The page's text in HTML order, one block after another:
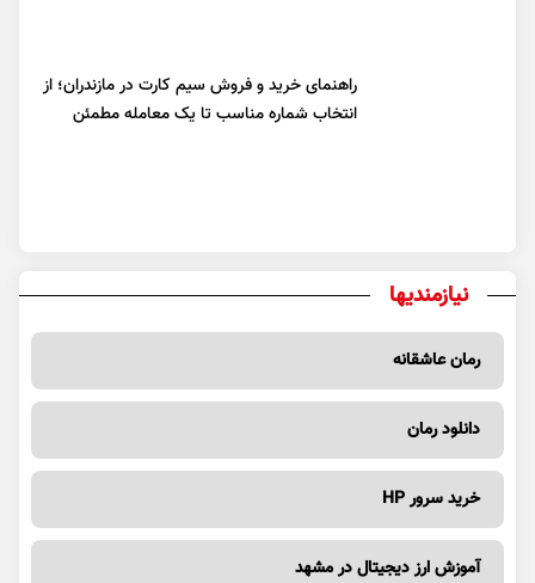
راهنمای خرید و فروش سیم کارت در مازندران؛ از
انتخاب شماره مناسب تا یک معامله مطمئن
نیازمندیها
رمان عاشقانه
دانلود رمان
خرید سرور HP
آموزش ارز دیجیتال در مشهد